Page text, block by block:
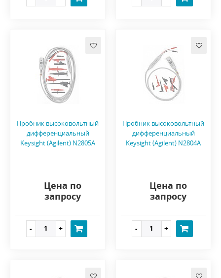
Пробник высоковольтный
дифференциальный
Keysight (Agilent) N2805A
Цена по
запросу
Пробник высоковольтный
дифференциальный
Keysight (Agilent) N2804A
Цена по
запросу